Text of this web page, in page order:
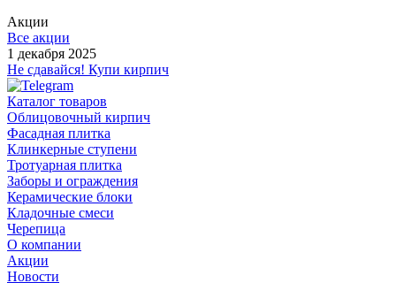
Акции
Все акции
1 декабря 2025
Не сдавайся! Купи кирпич
Каталог товаров
Облицовочный кирпич
Фасадная плитка
Клинкерные ступени
Тротуарная плитка
Заборы и ограждения
Керамические блоки
Кладочные смеси
Черепица
О компании
Акции
Новости